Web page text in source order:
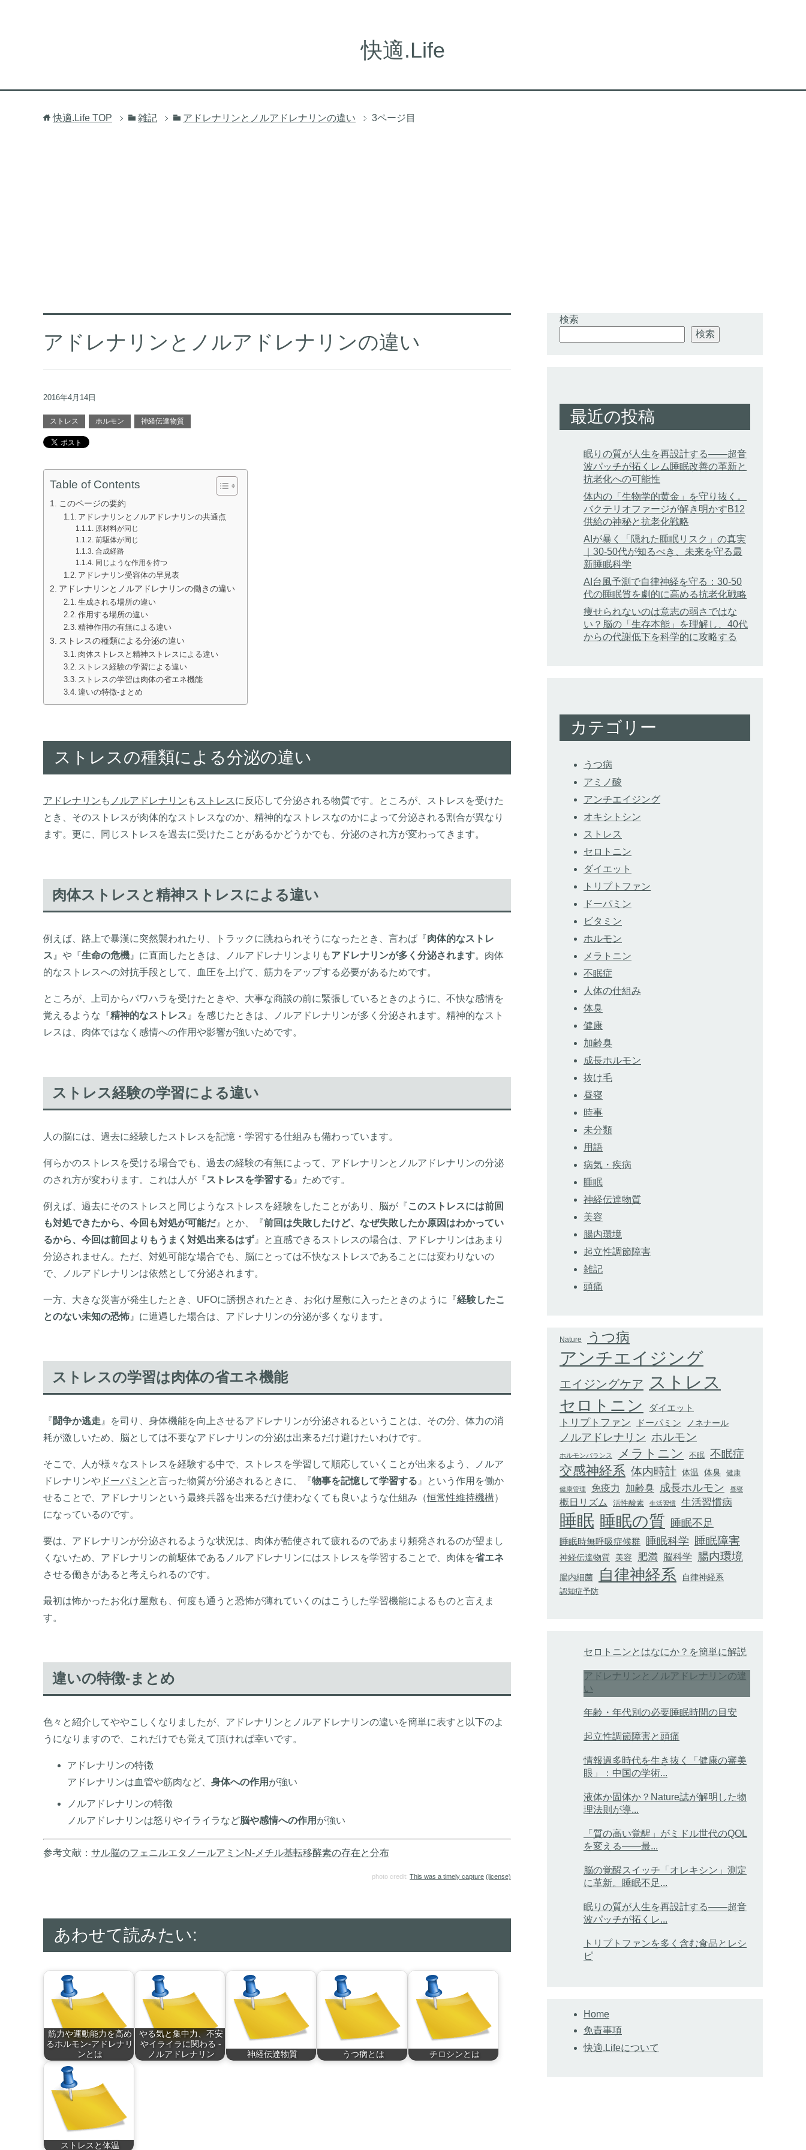
快適.Life
快適.Life TOP 雑記 アドレナリンとノルアドレナリンの違い 3ページ目
アドレナリンとノルアドレナリンの違い
2016年4月14日
ストレス ホルモン 神経伝達物質
Table of Contents
このページの要約
アドレナリンとノルアドレナリンの共通点
原材料が同じ
前駆体が同じ
合成経路
同じような作用を持つ
アドレナリン受容体の早見表
アドレナリンとノルアドレナリンの働きの違い
生成される場所の違い
作用する場所の違い
精神作用の有無による違い
ストレスの種類による分泌の違い
肉体ストレスと精神ストレスによる違い
ストレス経験の学習による違い
ストレスの学習は肉体の省エネ機能
違いの特徴-まとめ
ストレスの種類による分泌の違い
アドレナリン も ノルアドレナリン も ストレス に反応して分泌される物質です。ところが、ストレスを受けた
とき、そのストレスが肉体的なストレスなのか、精神的なストレスなのかによって分泌される割合が異なり
ます。更に、同じストレスを過去に受けたことがあるかどうかでも、分泌のされ方が変わってきます。
肉体ストレスと精神ストレスによる違い
例えば、路上で暴漢に突然襲われたり、トラックに跳ねられそうになったとき、言わば『肉体的なストレ
ス 』や『生命の危機 』に直面したときは、ノルアドレナリンよりもアドレナリンが多く分泌されます。肉体
的なストレスへの対抗手段として、血圧を上げて、筋力をアップする必要があるためです。
ところが、上司からパワハラを受けたときや、大事な商談の前に緊張しているときのように、不快な感情を
覚えるような『精神的なストレス 』を感じたときは、ノルアドレナリンが多く分泌されます。精神的なスト
レスは、肉体ではなく感情への作用や影響が強いためです。
ストレス経験の学習による違い
人の脳には、過去に経験したストレスを記憶・学習する仕組みも備わっています。
何らかのストレスを受ける場合でも、過去の経験の有無によって、アドレナリンとノルアドレナリンの分泌
のされ方が変わります。これは人が『ストレスを学習する 』ためです。
例えば、過去にそのストレスと同じようなストレスを経験をしたことがあり、脳が『このストレスには前回
も対処できたから、今回も対処が可能だ』とか、『前回は失敗したけど、なぜ失敗したか原因はわかってい
るから、今回は前回よりもうまく対処出来るはず 』と直感できるストレスの場合は、アドレナリンはあまり
分泌されません。ただ、対処可能な場合でも、脳にとっては不快なストレスであることには変わりないの
で、ノルアドレナリンは依然として分泌されます。
一方、大きな災害が発生したとき、UFOに誘拐されたとき、お化け屋敷に入ったときのように『経験したこ
とのない未知の恐怖 』に遭遇した場合は、アドレナリンの分泌が多くなります。
ストレスの学習は肉体の省エネ機能
『闘争か逃走 』を司り、身体機能を向上させるアドレナリンが分泌されるということは、その分、体力の消
耗が激しいため、脳としては不要なアドレナリンの分泌は出来るだけ避けたいわけです。
そこで、人が様々なストレスを経験する中で、ストレスを学習して順応していくことが出来るよう、ノルア
ドレナリンや ドーパミンと言った物質が分泌されるときに、『物事を記憶して学習する 』という作用を働か
せることで、アドレナリンという最終兵器を出来るだけ使わなくても良いような仕組み（恒常性維持機構）
になっているのです。
要は、アドレナリンが分泌されるような状況は、肉体が酷使されて疲れるのであまり頻発されるのが望まし
くないため、アドレナリンの前駆体であるノルアドレナリンにはストレスを学習することで、肉体を省エネ
させる働きがあると考えられるのです。
最初は怖かったお化け屋敷も、何度も通うと恐怖が薄れていくのはこうした学習機能によるものと言えま
す。
違いの特徴-まとめ
色々と紹介してややこしくなりましたが、アドレナリンとノルアドレナリンの違いを簡単に表すと以下のよ
うになりますので、これだけでも覚えて頂ければ幸いです。
アドレナリンの特徴
アドレナリンは血管や筋肉など、 身体への作用 が強い
ノルアドレナリンの特徴
ノルアドレナリンは怒りやイライラなど脳や感情への作用 が強い
参考文献： サル脳のフェニルエタノールアミンN-メチル基転移酵素の存在と分布
photo credit: This was a timely capture (license)
あわせて読みたい:
筋力や運動能力を高め
るホルモン-アドレナリ
ンとは
アドレナリン
（adr…
やる気と集中力、不安
やイライラに関わる -
ノルアドレナリン
神経伝達物質 うつ病とは チロシンとは
ストレスと体温
検索
検索
最近の投稿
眠りの質が人生を再設計する——超音
波パッチが拓くレム睡眠改善の革新と
抗老化への可能性
体内の「生物学的黄金」を守り抜く。
バクテリオファージが解き明かすB12
供給の神秘と抗老化戦略
AIが暴く「隠れた睡眠リスク」の真実
｜30-50代が知るべき、未来を守る最
新睡眠科学
AI台風予測で自律神経を守る：30-50
代の睡眠質を劇的に高める抗老化戦略
痩せられないのは意志の弱さではな
い？脳の「生存本能」を理解し、40代
からの代謝低下を科学的に攻略する
カテゴリー
うつ病
アミノ酸
アンチエイジング
オキシトシン
ストレス
セロトニン
ダイエット
トリプトファン
ドーパミン
ビタミン
ホルモン
メラトニン
不眠症
人体の仕組み
体臭
健康
加齢臭
成長ホルモン
抜け毛
昼寝
時事
未分類
用語
病気・疾病
睡眠
神経伝達物質
美容
腸内環境
起立性調節障害
雑記
頭痛
Nature うつ病
アンチエイジング
エイジングケア ストレス
セロトニン ダイエット
トリプトファン ドーパミン ノネナール
ノルアドレナリン ホルモン
ホルモンバランス メラトニン 不眠 不眠症
交感神経系 体内時計 体温 体臭 健康
健康管理 免疫力 加齢臭 成長ホルモン 昼寝
概日リズム 活性酸素 生活習慣 生活習慣病
睡眠 睡眠の質 睡眠不足
睡眠時無呼吸症候群 睡眠科学 睡眠障害
神経伝達物質 美容 肥満 脳科学 腸内環境
腸内細菌 自律神経系
自律神経系
認知症予防
セロトニンとはなにか？を簡単に解説
アドレナリンとノルアドレナリンの違
い
年齢・年代別の必要睡眠時間の目安
起立性調節障害と頭痛
情報過多時代を生き抜く「健康の審美
眼」：中国の学術...
液体か固体か？Nature誌が解明した物
理法則が導...
「質の高い覚醒」がミドル世代のQOL
を変える――最...
脳の覚醒スイッチ「オレキシン」測定
に革新。睡眠不足...
眠りの質が人生を再設計する——超音
波パッチが拓くレ...
トリプトファンを多く含む食品とレシ
ピ
Home
免責事項
快適.Lifeについて